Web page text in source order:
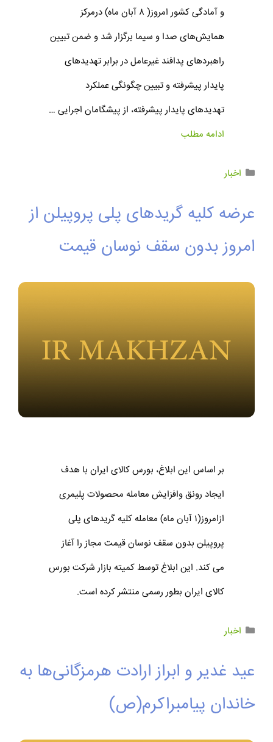
و آمادگی کشور امروز( ۸ آبان ماه) درمرکز
همایش‌های صدا و سیما برگزار شد و ضمن تبیین
راهبردهای پدافند غیرعامل در برابر تهدیدهای
پایدار پیشرفته و تبیین چگونگی عملکرد
تهدیدهای پایدار پیشرفته، از پیشگامان اجرایی …
ادامه مطلب
اخبار
عرضه کلیه گریدهای پلی پروپیلن از
امروز بدون سقف نوسان قیمت
بر اساس این ابلاغ، بورس کالای ایران با هدف
ایجاد رونق وافزایش معامله محصولات پلیمری
ازامروز(۱ آبان ماه) معامله کلیه گریدهای پلی
پروپیلن بدون سقف نوسان قیمت مجاز را آغاز
می کند. این ابلاغ توسط کمیته بازار شرکت بورس
کالای ایران بطور رسمی منتشر کرده است.
اخبار
عید غدیر و ابراز ارادت هرمزگانی‌ها به
خاندان پیامبراکرم(ص)